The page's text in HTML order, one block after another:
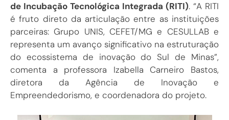
de Incubação Tecnológica Integrada (RITI). “A RITI
é fruto direto da articulação entre as instituições
parceiras: Grupo UNIS, CEFET/MG e CESULLAB e
representa um avanço significativo na estruturação
do ecossistema de inovação do Sul de Minas”,
comenta a professora Izabella Carneiro Bastos,
diretora da Agência de Inovação e
Empreendedorismo, e coordenadora do projeto.